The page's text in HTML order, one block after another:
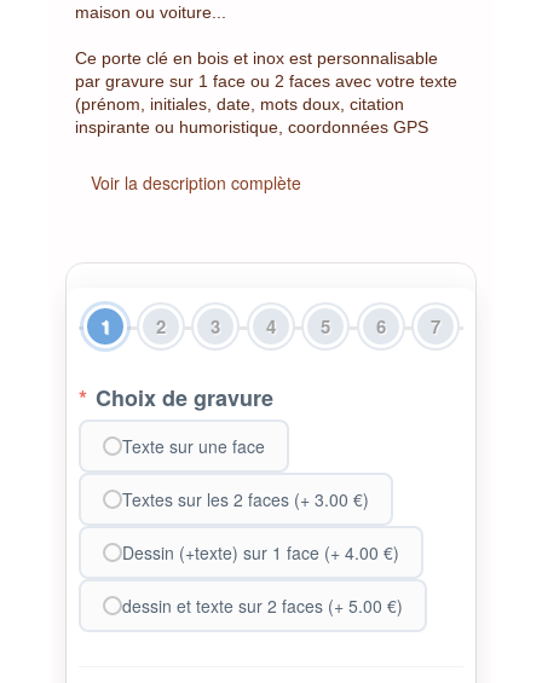
maison ou voiture...
Ce porte clé en bois et inox est personnalisable
par gravure sur 1 face ou 2 faces avec votre texte
(prénom, initiales, date, mots doux, citation
inspirante ou humoristique, coordonnées GPS
Voir la description complète
1 2 3 4 5 6 7
* Choix de gravure
Texte sur une face
Textes sur les 2 faces (+ 3.00 €)
Dessin (+texte) sur 1 face (+ 4.00 €)
dessin et texte sur 2 faces (+ 5.00 €)